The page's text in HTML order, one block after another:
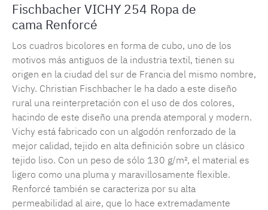
Fischbacher VICHY 254 Ropa de
cama Renforcé
Los cuadros bicolores en forma de cubo, uno de los
motivos más antiguos de la industria textil, tienen su
origen en la ciudad del sur de Francia del mismo nombre,
Vichy. Christian Fischbacher le ha dado a este diseño
rural una reinterpretación con el uso de dos colores,
hacindo de este diseño una prenda atemporal y modern.
Vichy está fabricado con un algodón renforzado de la
mejor calidad, tejido en alta definición sobre un clásico
tejido liso. Con un peso de sólo 130 g/m², el material es
ligero como una pluma y maravillosamente flexible.
Renforcé también se caracteriza por su alta
permeabilidad al aire, que lo hace extremadamente